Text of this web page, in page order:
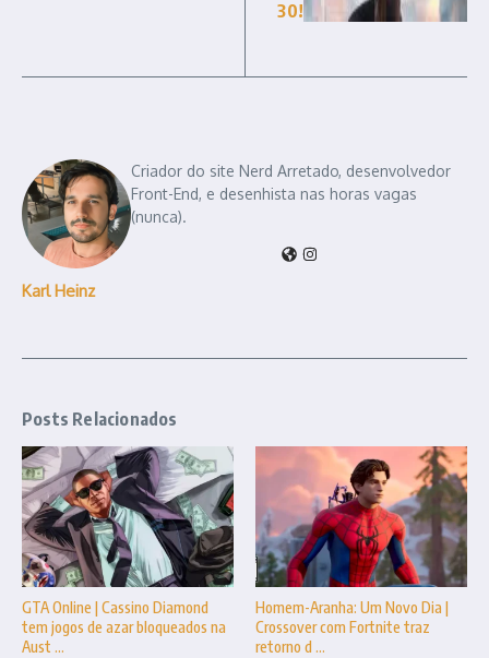
30!
Karl Heinz
Criador do site Nerd Arretado, desenvolvedor
Front-End, e desenhista nas horas vagas
(nunca).
Posts Relacionados
GTA Online | Cassino Diamond
tem jogos de azar bloqueados na
Aust ...
Homem-Aranha: Um Novo Dia |
Crossover com Fortnite traz
retorno d ...